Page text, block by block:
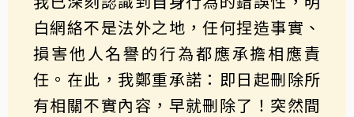
白網絡不是法外之地，任何捏造事實、
損害他人名譽的行為都應承擔相應責
任。在此，我鄭重承諾：即日起刪除所
有相關不實內容，早就刪除了！突然間